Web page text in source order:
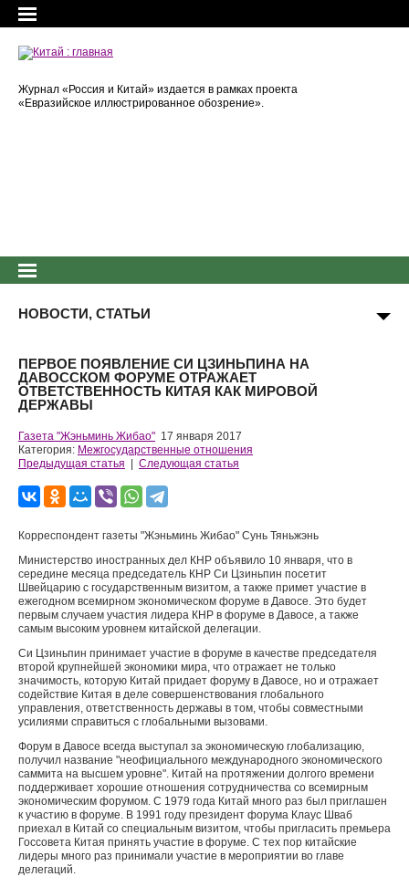
Журнал «Россия и Китай» издается в рамках проекта
«Евразийское иллюстрированное обозрение».
НОВОСТИ, СТАТЬИ
ПЕРВОЕ ПОЯВЛЕНИЕ СИ ЦЗИНЬПИНА НА
ДАВОССКОМ ФОРУМЕ ОТРАЖАЕТ
ОТВЕТСТВЕННОСТЬ КИТАЯ КАК МИРОВОЙ
ДЕРЖАВЫ
Газета "Жэньминь Жибао" 17 января 2017
Категория: Межгосударственные отношения
Предыдущая статья
Следующая статья
Корреспондент газеты "Жэньминь Жибао" Сунь Тяньжэнь
Министерство иностранных дел КНР объявило 10 января, что в
середине месяца председатель КНР Си Цзиньпин посетит
Швейцарию с государственным визитом, а также примет участие в
ежегодном всемирном экономическом форуме в Давосе. Это будет
первым случаем участия лидера КНР в форуме в Давосе, а также
самым высоким уровнем китайской делегации.
Си Цзиньпин принимает участие в форуме в качестве председателя
второй крупнейшей экономики мира, что отражает не только
значимость, которую Китай придает форуму в Давосе, но и отражает
содействие Китая в деле совершенствования глобального
управления, ответственность державы в том, чтобы совместными
усилиями справиться с глобальными вызовами.
Форум в Давосе всегда выступал за экономическую глобализацию,
получил название "неофициального международного экономического
саммита на высшем уровне". Китай на протяжении долгого времени
поддерживает хорошие отношения сотрудничества со всемирным
экономическим форумом. С 1979 года Китай много раз был приглашен
к участию в форуме. В 1991 году президент форума Клаус Шваб
приехал в Китай со специальным визитом, чтобы пригласить премьера
Госсовета Китая принять участие в форуме. С тех пор китайские
лидеры много раз принимали участие в мероприятии во главе
делегаций.